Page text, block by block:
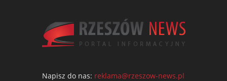
Napisz do nas: reklama@rzeszow-news.pl